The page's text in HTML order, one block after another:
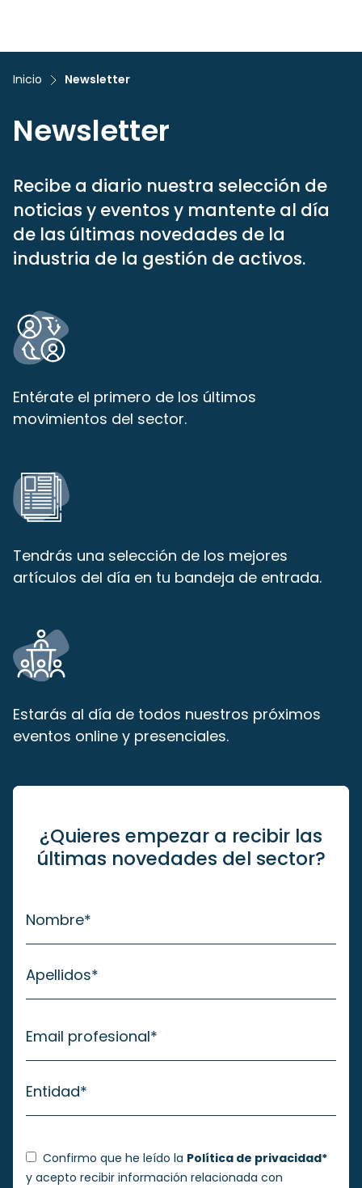
Inicio Newsletter
Newsletter
Recibe a diario nuestra selección de
noticias y eventos y mantente al día
de las últimas novedades de la
industria de la gestión de activos.
Entérate el primero de los últimos
movimientos del sector.
Tendrás una selección de los mejores
artículos del día en tu bandeja de entrada.
Estarás al día de todos nuestros próximos
eventos online y presenciales.
¿Quieres empezar a recibir las
últimas novedades del sector?
Nombre*
Apellidos*
Email profesional*
Entidad*
Confirmo que he leído la Política de privacidad*
y acepto recibir información relacionada con